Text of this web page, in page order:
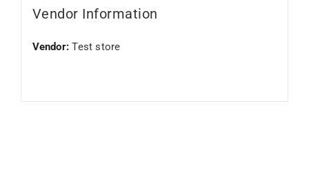
Vendor Information
Vendor:Test store